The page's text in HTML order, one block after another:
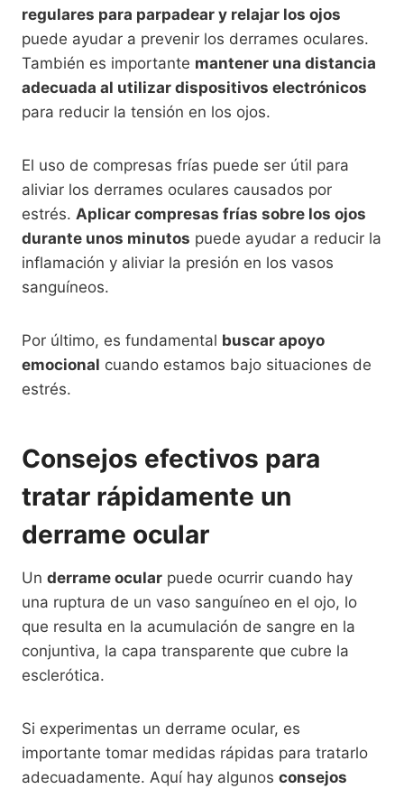
regulares para parpadear y relajar los ojos
puede ayudar a prevenir los derrames oculares.
También es importante mantener una distancia
adecuada al utilizar dispositivos electrónicos
para reducir la tensión en los ojos.
El uso de compresas frías puede ser útil para
aliviar los derrames oculares causados por
estrés. Aplicar compresas frías sobre los ojos
durante unos minutos puede ayudar a reducir la
inflamación y aliviar la presión en los vasos
sanguíneos.
Por último, es fundamental buscar apoyo
emocional cuando estamos bajo situaciones de
estrés.
Consejos efectivos para
tratar rápidamente un
derrame ocular
Un derrame ocular puede ocurrir cuando hay
una ruptura de un vaso sanguíneo en el ojo, lo
que resulta en la acumulación de sangre en la
conjuntiva, la capa transparente que cubre la
esclerótica.
Si experimentas un derrame ocular, es
importante tomar medidas rápidas para tratarlo
adecuadamente. Aquí hay algunos consejos